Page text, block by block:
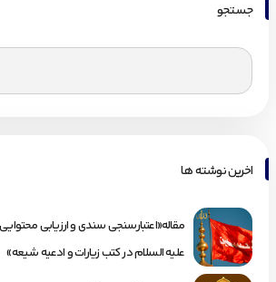
جستجو
اخرین نوشته ها
مقاله«اعتبارسنجی سندی و ارزیابی
علیه السلام در کتب زیارات و ادعیه شیعه»